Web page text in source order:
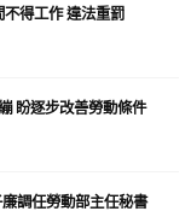
得工作 違法重罰
盼逐步改善勞動條件
調任勞動部主任秘書